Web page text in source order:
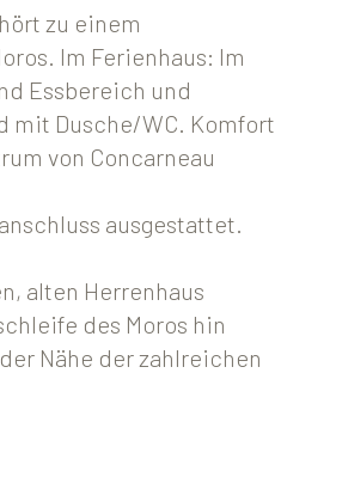
zu einem
Im Ferienhaus: Im
Essbereich und
mit Dusche/WC. Komfort
von Concarneau
ausgestattet.
alten Herrenhaus
des Moros hin
Nähe der zahlreichen